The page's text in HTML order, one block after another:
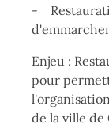
-
Enjeu :
pour
de la ville de